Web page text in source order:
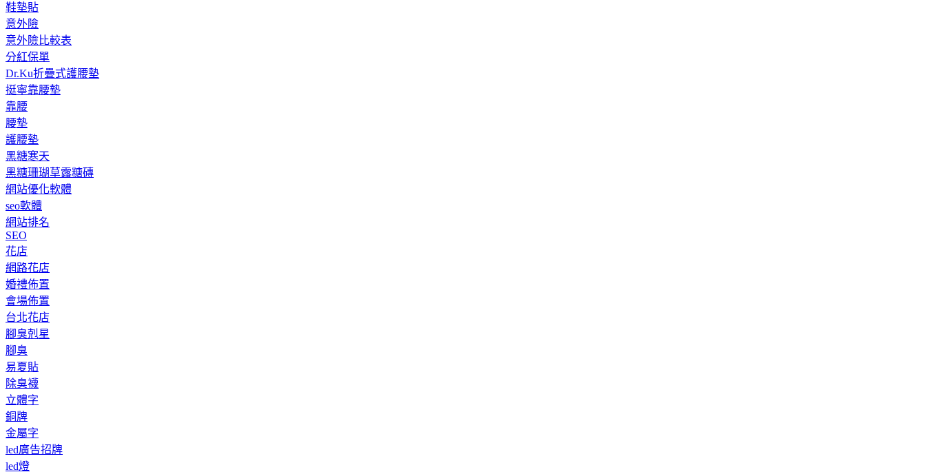
鞋墊貼
意外險
意外險比較表
分紅保單
Dr.Ku折疊式護腰墊
挺寧靠腰墊
靠腰
腰墊
護腰墊
黑糖寒天
黑糖珊瑚草露糖磚
網站優化軟體
seo軟體
網站排名
SEO
花店
網路花店
婚禮佈置
會場佈置
台北花店
腳臭剋星
腳臭
易夏貼
除臭襪
立體字
銅牌
金屬字
led廣告招牌
led燈